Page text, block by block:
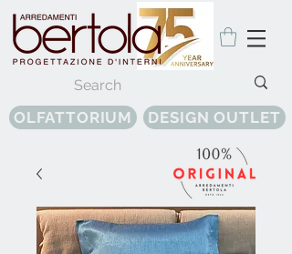
OLFATTORIUM DESIGN OUTLET